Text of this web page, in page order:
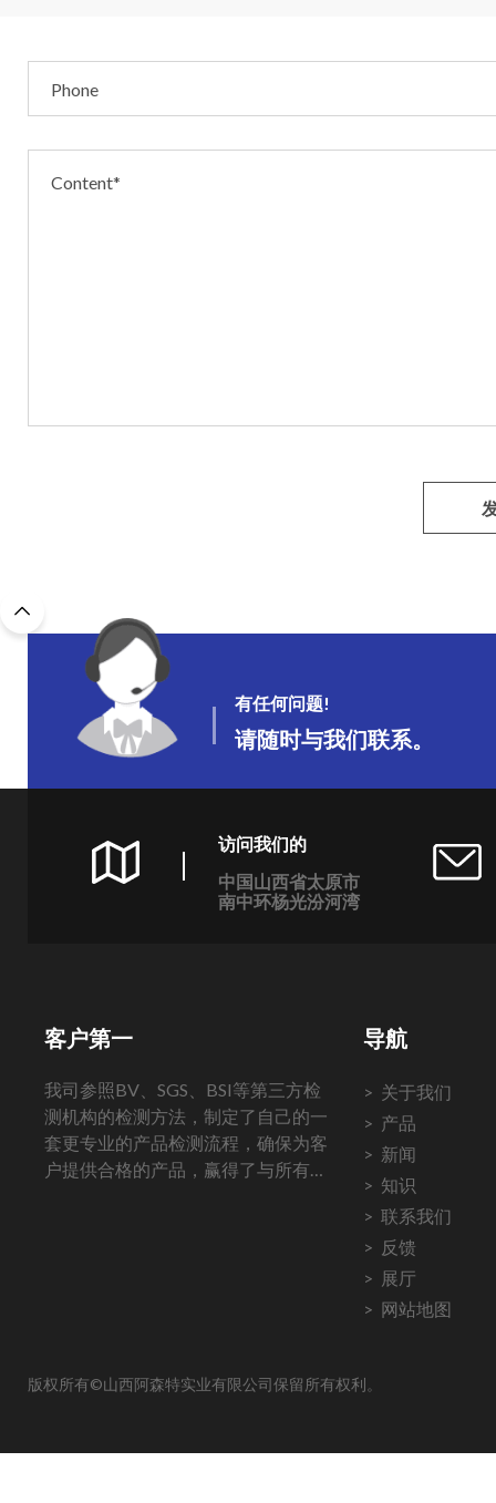
有任何问题!
请随时与我们联系。
访问我们的
中国山西省太原市
南中环杨光汾河湾
客户第一
我司参照BV、SGS、BSI等第三方检
测机构的检测方法，制定了自己的一
套更专业的产品检测流程，确保为客
户提供合格的产品，赢得了与所有客
导航
关于我们
产品
新闻
知识
联系我们
反馈
展厅
网站地图
版权所有©山西阿森特实业有限公司保留所有权利。